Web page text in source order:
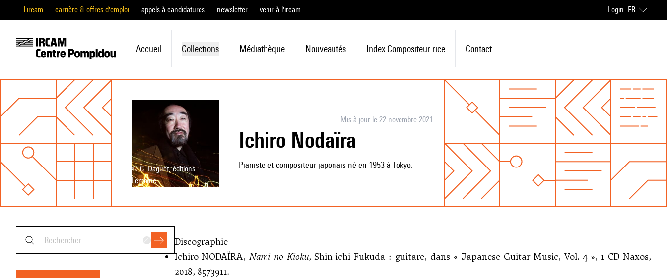
l'ircam carrière & offres d'emploi appels à candidatures newsletter venir à l'ircam Login FR
Accueil Collections Médiathèque Nouveautés Index Compositeur·rice Contact
© C. Daguet, éditions
Lemoine
Mis à jour le 22 novembre 2021
Ichiro Nodaïra
Pianiste et compositeur japonais né en 1953 à Tokyo.
Discographie
Ichiro NODAÏRA, Nami no Kioku, Shin-ichi Fukuda : guitare, dans « Japanese Guitar Music, Vol. 4 », 1 CD Naxos,
2018, 8573911.